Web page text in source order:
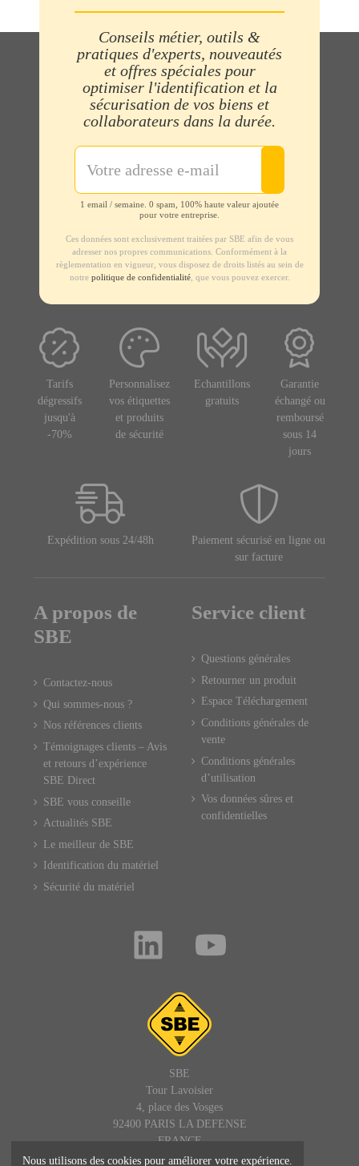
Conseils métier, outils &
pratiques d'experts, nouveautés
et offres spéciales pour
optimiser l'identification et la
sécurisation de vos biens et
collaborateurs dans la durée.
1 email / semaine. 0 spam, 100% haute valeur ajoutée
pour votre entreprise.
Ces données sont exclusivement traitées par SBE afin de vous
adresser nos propres communications. Conformément à la
règlementation en vigueur, vous disposez de droits listés au sein de
notre politique de confidentialité, que vous pouvez exercer.
Tarifs
dégressifs
jusqu'à
-70%
Personnalisez
vos étiquettes
et produits
de sécurité
Echantillons
gratuits
Garantie
échangé ou
remboursé
sous 14
jours
Expédition sous 24/48h
Paiement sécurisé en ligne ou
sur facture
A propos de
SBE
Contactez-nous
Qui sommes-nous ?
Nos références clients
Témoignages clients – Avis
et retours d’expérience
SBE Direct
SBE vous conseille
Actualités SBE
Le meilleur de SBE
Identification du matériel
Sécurité du matériel
Service client
Questions générales
Retourner un produit
Espace Téléchargement
Conditions générales de
vente
Conditions générales
d’utilisation
Vos données sûres et
confidentielles
SBE
Tour Lavoisier
4, place des Vosges
92400 PARIS LA DEFENSE
FRANCE
Nous utilisons des cookies pour améliorer votre expérience.